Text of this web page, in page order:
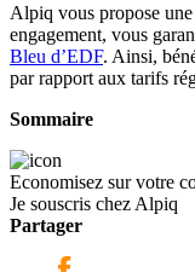
Alpiq vous propose
engagement, vous
Bleu d’EDF. Ainsi,
par rapport aux tarifs
Sommaire
Economisez sur votre
Je souscris chez Alpiq
Partager